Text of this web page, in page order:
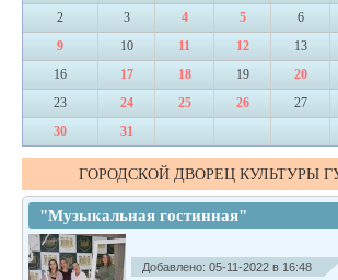
2
3 4 5 6
9
10 11 12 13
16
17 18 19 20
23
24 25 26 27
30
31
ГОРОДСКОЙ ДВОРЕЦ КУЛЬТУРЫ
"Музыкальная гостинная"
Добавлено: 05-11-2022 в 16:48